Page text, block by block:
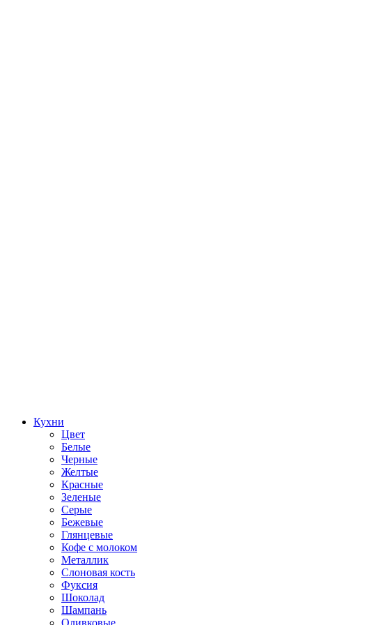
Кухни
Цвет
Белые
Черные
Желтые
Красные
Зеленые
Серые
Бежевые
Глянцевые
Кофе с молоком
Металлик
Слоновая кость
Фуксия
Шоколад
Шампань
Оливковые